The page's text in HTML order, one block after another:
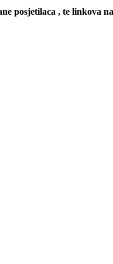
posjetilaca , te linkova